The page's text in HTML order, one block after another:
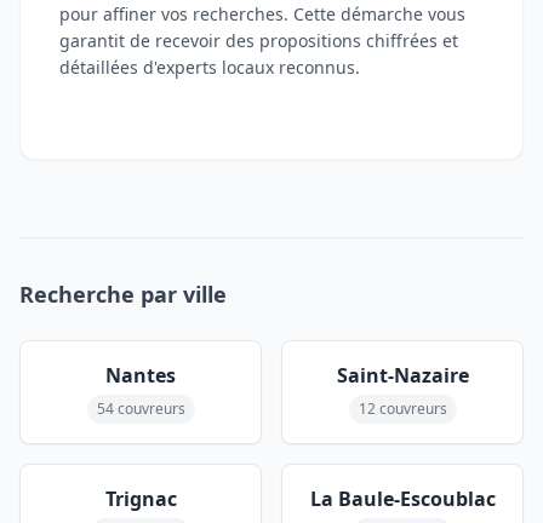
pour affiner vos recherches. Cette démarche vous
garantit de recevoir des propositions chiffrées et
détaillées d'experts locaux reconnus.
Recherche par ville
Nantes
54 couvreurs
Saint-Nazaire
12 couvreurs
Trignac La Baule-Escoublac